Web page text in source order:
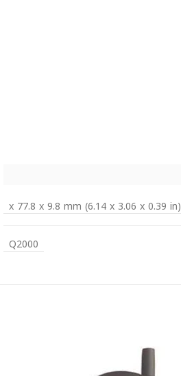
Q2000